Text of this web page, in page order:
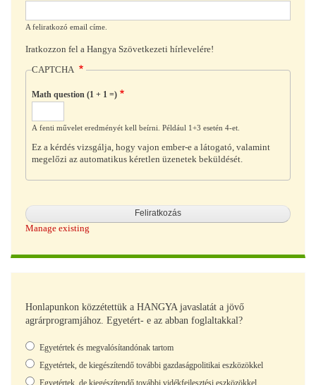
A feliratkozó email címe.
Iratkozzon fel a Hangya Szövetkezeti hírlevelére!
CAPTCHA
Math question (1 + 1 =)
A fenti művelet eredményét kell beírni. Például 1+3 esetén 4-et.
Ez a kérdés vizsgálja, hogy vajon ember-e a látogató, valamint
megelőzi az automatikus kéretlen üzenetek beküldését.
Manage existing
Honlapunkon közzétettük a HANGYA javaslatát a jövő
agrárprogramjához. Egyetért- e az abban foglaltakkal?
Választások
Egyetértek és megvalósítandónak tartom
Egyetértek, de kiegészítendő további gazdaságpolitikai eszközökkel
Egyetértek, de kiegészítendő további vidékfejlesztési eszközökkel